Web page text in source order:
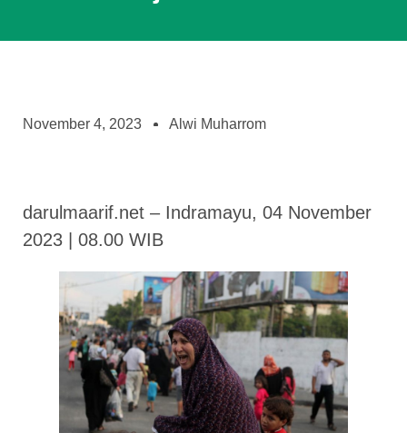
November 4, 2023 Alwi Muharrom
darulmaarif.net – Indramayu, 04 November
2023 | 08.00 WIB